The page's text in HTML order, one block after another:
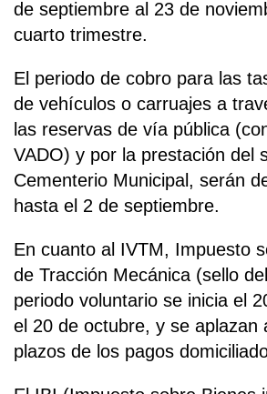
de septiembre al 23 de
cuarto trimestre.
El periodo de cobro para las
de vehículos o carruajes a
las reservas de vía pública
VADO) y por la prestación del
Cementerio Municipal, serán
hasta el 2 de septiembre.
En cuanto al IVTM, Impuesto
de Tracción Mecánica (sello
periodo voluntario se inicia el
el 20 de octubre, y se aplazan
plazos de los pagos